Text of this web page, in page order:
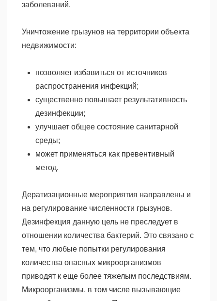
заболеваний.
Уничтожение грызунов на территории объекта
недвижимости:
позволяет избавиться от источников
распространения инфекций;
существенно повышает результативность
дезинфекции;
улучшает общее состояние санитарной
среды;
может применяться как превентивный
метод.
Дератизационные мероприятия направлены и
на регулирование численности грызунов.
Дезинфекция данную цель не преследует в
отношении количества бактерий. Это связано с
тем, что любые попытки регулирования
количества опасных микроорганизмов
приводят к еще более тяжелым последствиям.
Микроорганизмы, в том числе вызывающие